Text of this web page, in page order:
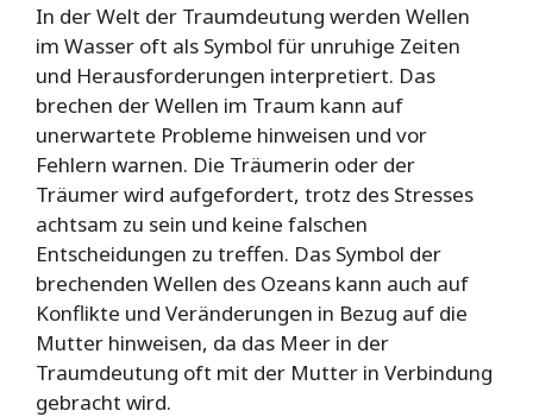
In der Welt der Traumdeutung werden Wellen
im Wasser oft als Symbol für unruhige Zeiten
und Herausforderungen interpretiert. Das
brechen der Wellen im Traum kann auf
unerwartete Probleme hinweisen und vor
Fehlern warnen. Die Träumerin oder der
Träumer wird aufgefordert, trotz des Stresses
achtsam zu sein und keine falschen
Entscheidungen zu treffen. Das Symbol der
brechenden Wellen des Ozeans kann auch auf
Konflikte und Veränderungen in Bezug auf die
Mutter hinweisen, da das Meer in der
Traumdeutung oft mit der Mutter in Verbindung
gebracht wird.